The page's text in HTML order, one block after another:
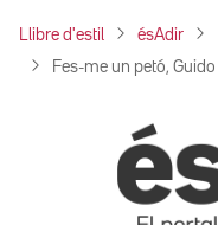
Llibre d'estil ésAdir
Fes-me un petó, Guido